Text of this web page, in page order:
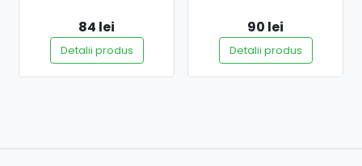
84 lei
Detalii produs
90 lei
Detalii produs